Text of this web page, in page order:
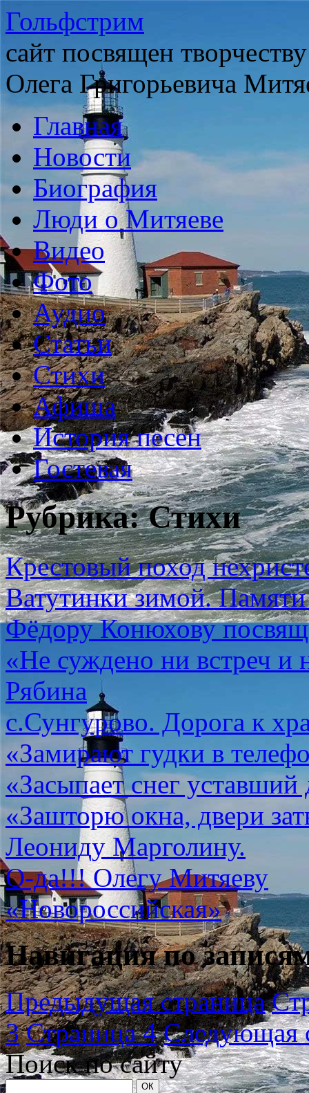
Гольфстрим
сайт посвящен
Олега Григорьевича
Главная
Новости
Биография
Люди о Митяеве
Видео
Фото
Аудио
Статьи
Стихи
Афиша
История песен
Гостевая
Рубрика: Стихи
Крестовый поход
Ватутинки зимой. Памяти
Фёдору Конюхову
«Не суждено ни встреч
Рябина
с.Сунгурово. Дорога к
«Замирают гудки в
«Засыпает снег
«Зашторю окна, двери
Леониду Марголину.
О-да!!! Олегу Митяеву
«Новороссийская»
Навигация по
Предыдущая страница
3 Страница 4 Следующая
Поиск по сайту